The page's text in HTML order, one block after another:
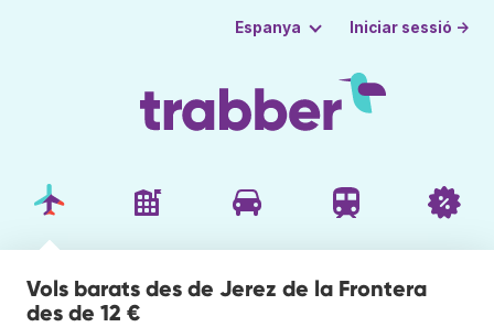
Espanya Iniciar sessió →
Vols barats des de Jerez de la Frontera
des de 12 €